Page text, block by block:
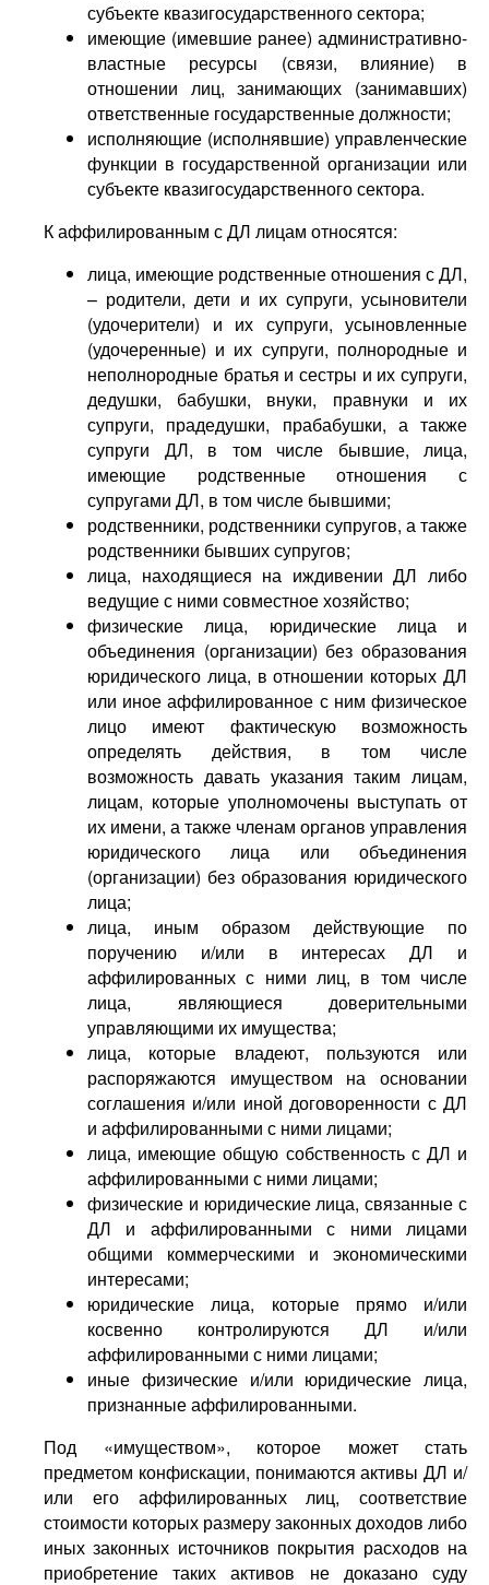
субъекте квазигосударственного сектора;
имеющие (имевшие ранее) административно-
властные ресурсы (связи, влияние) в
отношении лиц, занимающих (занимавших)
ответственные государственные должности;
исполняющие (исполнявшие) управленческие
функции в государственной организации или
субъекте квазигосударственного сектора.
К аффилированным с ДЛ лицам относятся:
лица, имеющие родственные отношения с ДЛ,
– родители, дети и их супруги, усыновители
(удочерители) и их супруги, усыновленные
(удочеренные) и их супруги, полнородные и
неполнородные братья и сестры и их супруги,
дедушки, бабушки, внуки, правнуки и их
супруги, прадедушки, прабабушки, а также
супруги ДЛ, в том числе бывшие, лица,
имеющие родственные отношения с
супругами ДЛ, в том числе бывшими;
родственники, родственники супругов, а также
родственники бывших супругов;
лица, находящиеся на иждивении ДЛ либо
ведущие с ними совместное хозяйство;
физические лица, юридические лица и
объединения (организации) без образования
юридического лица, в отношении которых ДЛ
или иное аффилированное с ним физическое
лицо имеют фактическую возможность
определять действия, в том числе
возможность давать указания таким лицам,
лицам, которые уполномочены выступать от
их имени, а также членам органов управления
юридического лица или объединения
(организации) без образования юридического
лица;
лица, иным образом действующие по
поручению и/или в интересах ДЛ и
аффилированных с ними лиц, в том числе
лица, являющиеся доверительными
управляющими их имущества;
лица, которые владеют, пользуются или
распоряжаются имуществом на основании
соглашения и/или иной договоренности с ДЛ
и аффилированными с ними лицами;
лица, имеющие общую собственность с ДЛ и
аффилированными с ними лицами;
физические и юридические лица, связанные с
ДЛ и аффилированными с ними лицами
общими коммерческими и экономическими
интересами;
юридические лица, которые прямо и/или
косвенно контролируются ДЛ и/или
аффилированными с ними лицами;
иные физические и/или юридические лица,
признанные аффилированными.
Под «имуществом», которое может стать
предметом конфискации, понимаются активы ДЛ и/
или его аффилированных лиц, соответствие
стоимости которых размеру законных доходов либо
иных законных источников покрытия расходов на
приобретение таких активов не доказано суду